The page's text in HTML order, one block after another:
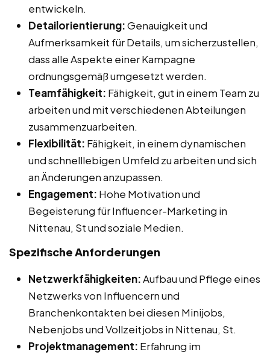
entwickeln.
Detailorientierung:Genauigkeit und
Aufmerksamkeit für Details, um sicherzustellen,
dass alle Aspekte einer Kampagne
ordnungsgemäß umgesetzt werden.
Teamfähigkeit: Fähigkeit, gut in einem Team zu
arbeiten und mit verschiedenen Abteilungen
zusammenzuarbeiten.
Flexibilität: Fähigkeit, in einem dynamischen
und schnelllebigen Umfeld zu arbeiten und sich
an Änderungen anzupassen.
Engagement: Hohe Motivation und
Begeisterung für Influencer-Marketing in
Nittenau, St und soziale Medien.
Spezifische Anforderungen
Netzwerkfähigkeiten:Aufbau und Pflege eines
Netzwerks von Influencern und
Branchenkontakten bei diesen Minijobs,
Nebenjobs und Vollzeitjobs in Nittenau, St.
Projektmanagement: Erfahrung im